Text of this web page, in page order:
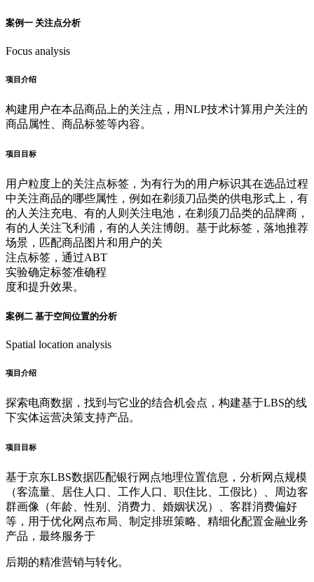
案例一 关注点分析
Focus analysis
项目介绍
构建用户在本品商品上的关注点，用NLP技术计算用户关注的
商品属性、商品标签等内容。
项目目标
用户粒度上的关注点标签，为有行为的用户标识其在选品过程
中关注商品的哪些属性，例如在剃须刀品类的供电形式上，有
的人关注充电、有的人则关注电池，在剃须刀品类的品牌商，
有的人关注飞利浦，有的人关注博朗。基于此标签，落地推荐
场景，匹配商品图片和用户的关
注点标签，通过ABT
实验确定标签准确程
度和提升效果。
案例二 基于空间位置的分析
Spatial location analysis
项目介绍
探索电商数据，找到与它业的结合机会点，构建基于LBS的线
下实体运营决策支持产品。
项目目标
基于京东LBS数据匹配银行网点地理位置信息，分析网点规模
（客流量、居住人口、工作人口、职住比、工假比）、周边客
群画像（年龄、性别、消费力、婚姻状况）、客群消费偏好
等，用于优化网点布局、制定排班策略、精细化配置金融业务
产品，最终服务于
后期的精准营销与转化。